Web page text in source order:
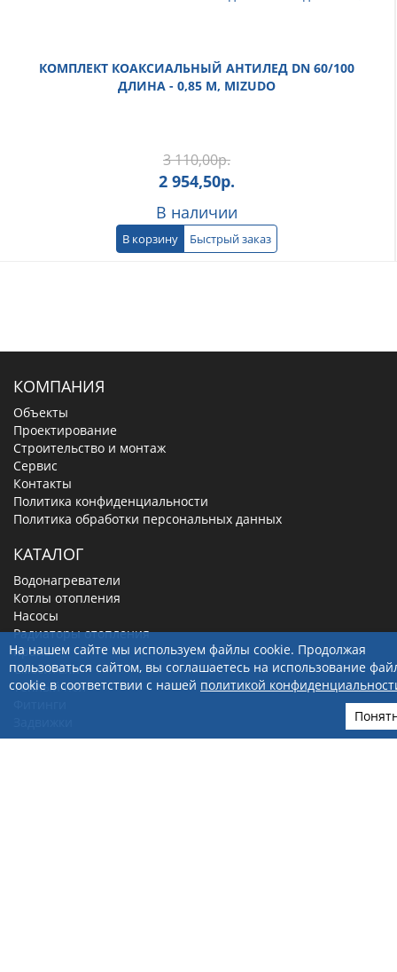
КОМПЛЕКТ КОАКСИАЛЬНЫЙ АНТИЛЕД DN 60/100
ДЛИНА - 0,85 М, MIZUDO
3 110,00р.
2 954,50р.
В наличии
В корзину Быстрый заказ
КОМПАНИЯ
Объекты
Проектирование
Строительство и монтаж
Сервис
Контакты
Политика конфиденциальности
Политика обработки персональных данных
КАТАЛОГ
Водонагреватели
Котлы отопления
Насосы
Радиаторы отопления
Краны
Смесители
Теплый пол
На нашем сайте мы используем файлы cookie. Продолжая
пользоваться сайтом, вы соглашаетесь на использование
cookie в соответствии с нашей политикой